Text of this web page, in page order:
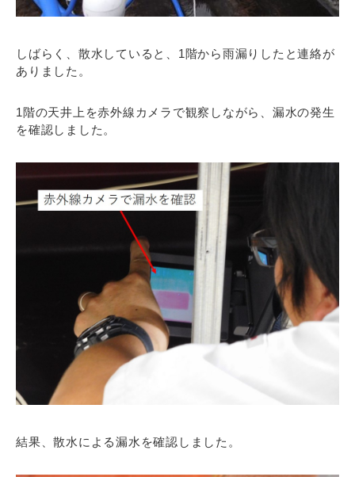
しばらく、散水していると、1階から雨漏りしたと連絡が
ありました。
1階の天井上を赤外線カメラで観察しながら、漏水の発生
を確認しました。
結果、散水による漏水を確認しました。